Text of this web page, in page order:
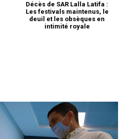
Décès de SAR Lalla Latifa :
Les festivals maintenus, le
deuil et les obsèques en
intimité royale